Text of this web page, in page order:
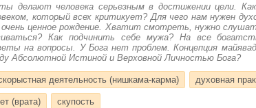
делают человека серьезным в достижении цели.
который всех критикует? Для чего нам нужен
ценное рождение. Хватит смотреть, нужно
Как подчинить себе мужа? На все
на вопросы. У Бога нет проблем. Концепция
Абсолютной Истиной и Верховной Личностью Бога?
деятельность (нишкама-карма) духовная
(врата)
скупость